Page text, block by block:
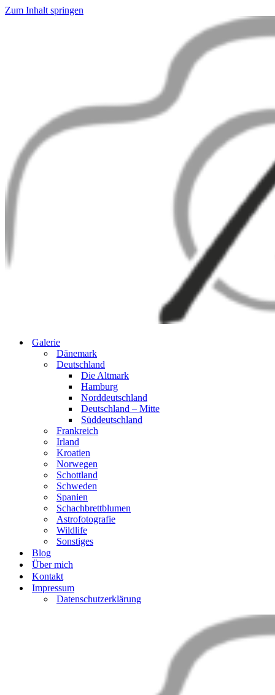
Zum Inhalt springen
Galerie
Dänemark
Deutschland
Die Altmark
Hamburg
Norddeutschland
Deutschland – Mitte
Süddeutschland
Frankreich
Irland
Kroatien
Norwegen
Schottland
Schweden
Spanien
Schachbrettblumen
Astrofotografie
Wildlife
Sonstiges
Blog
Über mich
Kontakt
Impressum
Datenschutzerklärung